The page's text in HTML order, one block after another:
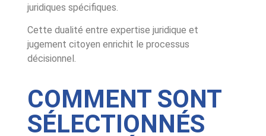
juridiques spécifiques.
Cette dualité entre expertise juridique et
jugement citoyen enrichit le processus
décisionnel.
COMMENT SONT
SÉLECTIONNÉS